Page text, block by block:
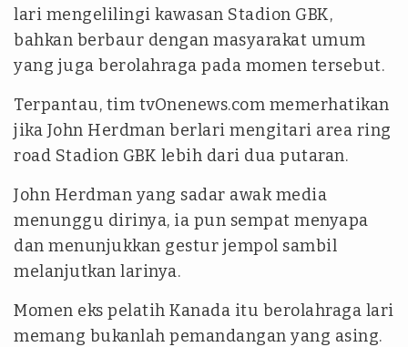
lari mengelilingi kawasan Stadion GBK,
bahkan berbaur dengan masyarakat umum
yang juga berolahraga pada momen tersebut.
‎Terpantau, tim tvOnenews.com memerhatikan
jika John Herdman berlari mengitari area ring
road Stadion GBK lebih dari dua putaran.
‎John Herdman yang sadar awak media
menunggu dirinya, ia pun sempat menyapa
dan menunjukkan gestur jempol sambil
melanjutkan larinya.
‎Momen eks pelatih Kanada itu berolahraga lari
memang bukanlah pemandangan yang asing.